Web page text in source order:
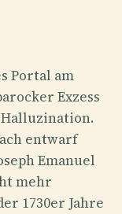
Portal am
Exzess
entwarf
Emanuel
mehr
1730er Jahre